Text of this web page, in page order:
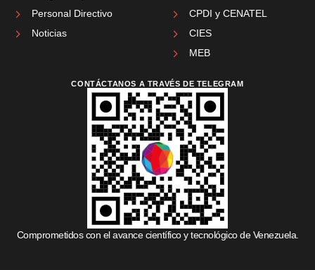
Personal Directivo
Noticias
CPDI y CENATEL
CIES
MEB
CONTÁCTANOS A TRAVÉS DE TELEGRAM
Comprometidos con el avance científico y tecnológico de Venezuela.